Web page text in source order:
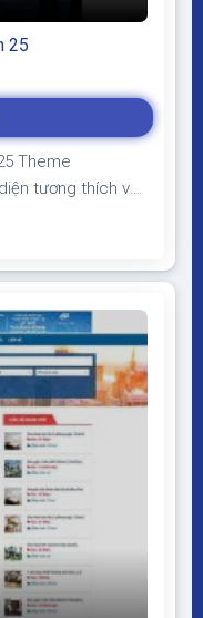
25
Theme
tương thích với
load nhanh nhẹ